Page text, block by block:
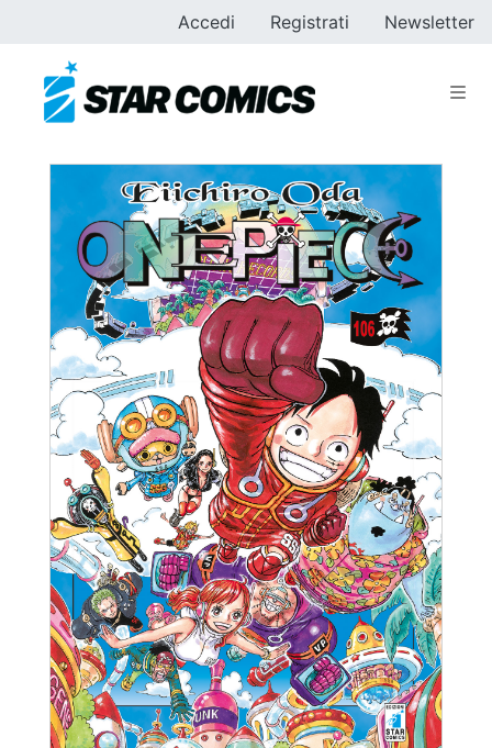
Accedi Registrati Newsletter